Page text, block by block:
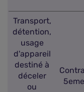
Transport,
détention,
usage
d'appareil
destiné à
déceler
ou